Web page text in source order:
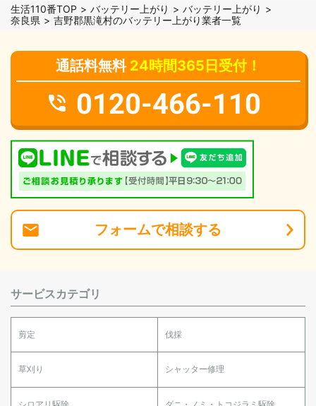
生活110番TOP バッテリー上がり
バッテリー上がり
奈良県
吉野郡黒滝村のバッテリー上がり業者一覧
通話料無料 24時間365日受付！
0120-466-110
フォームで相談する
サービスカテゴリ
剪定 伐採
草刈り シャッター修理